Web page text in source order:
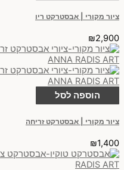
ציור מקורי | אבסטרקט ריו
₪2,900
הוספה לסל
ציור מקורי | אבסטרקט זריחה
₪1,400